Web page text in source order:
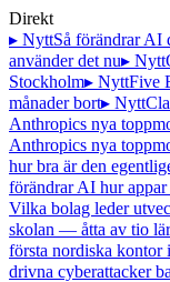
Direkt
▸ NyttSå förändrar AI
använder det nu▸ Nytt
Stockholm▸ NyttFive
månader bort▸ Nytt
Anthropics nya
Anthropics nya
hur bra är den
förändrar AI hur
Vilka bolag leder
skolan — åtta av tio
första nordiska kontor
drivna cyberattacker